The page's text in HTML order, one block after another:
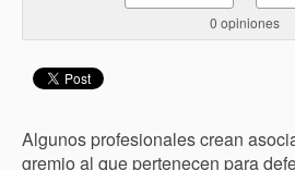
0 opiniones
Algunos profesionales crean
gremio al que pertenecen para